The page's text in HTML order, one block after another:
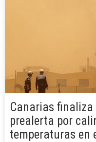
Canarias
prealerta por
temperaturas en